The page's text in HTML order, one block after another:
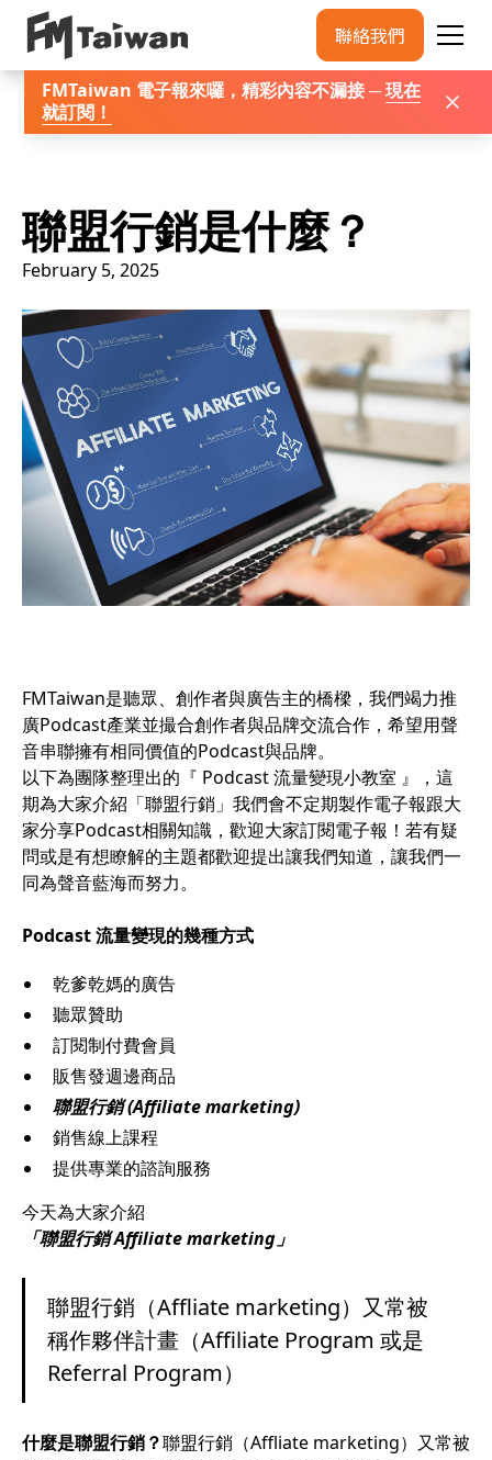
聯絡我們
FMTaiwan 電子報來囉，精彩內容不漏接 ─現在
就訂閱 ！
聯盟行銷是什麼？
February 5, 2025
FMTaiwan是聽眾、創作者與廣告主的橋樑，我們竭力推
廣Podcast產業並撮合創作者與品牌交流合作，希望用聲
音串聯擁有相同價值的Podcast與品牌。
以下為團隊整理出的『 Podcast 流量變現小教室 』，這
期為大家介紹「聯盟行銷」我們會不定期製作電子報跟大
家分享Podcast相關知識，歡迎大家訂閱電子報！若有疑
問或是有想瞭解的主題都歡迎提出讓我們知道，​讓我們​一
同為聲音藍海而努力。
Podcast 流量變現的幾種方式
乾爹乾媽的廣告
聽眾贊助
訂閱制付費會員
販售發週邊商品
聯盟行銷 (Affiliate marketing)
銷售線上課程
提供專業的諮詢服務
今天為大家介紹
「聯盟行銷 Affiliate marketing」
聯盟行銷（Affliate marketing）又常被
稱作夥伴計畫（Affiliate Program 或是
Referral Program）
什麼是聯盟行銷？聯盟行銷（Affliate marketing）又常被